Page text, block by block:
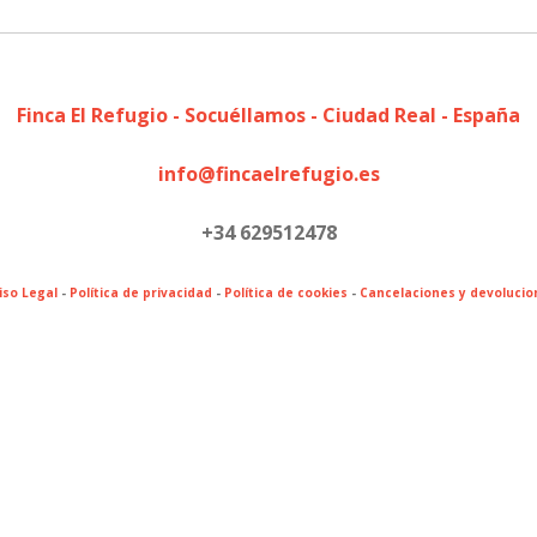
Finca El Refugio - Socuéllamos - Ciudad Real - España
info@fincaelrefugio.es
+34 629512478
Legal - Política de privacidad - Política de cookies - Cancelaciones y